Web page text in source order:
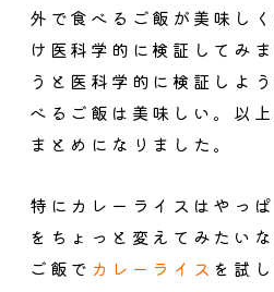
外で食べるご飯が美味し
け医科学的に検証してみ
うと医科学的に検証しよ
べるご飯は美味しい。以
まとめになりました。
特にカレーライスはやっ
をちょっと変えてみたい
ご飯で カレーライス を試